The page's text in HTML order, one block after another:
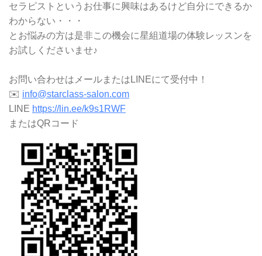
セラピストというお仕事に興味はあるけど自分にできるか
わからない・・・
とお悩みの方は是非この機会に星組道場の体験レッスンを
お試しくださいませ♪
お問い合わせはメールまたはLINEにて受付中！
✉️ info@starclass-salon.com
LINE https://lin.ee/k9s1RWF
またはQRコード